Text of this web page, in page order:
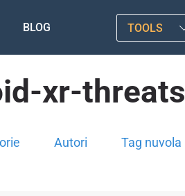
BLOG TOOLS
xr-threats
Autori Tag nuvola